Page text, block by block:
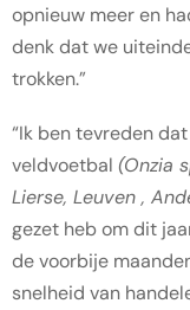
opnieuw meer en
denk dat we
trokken.”
“Ik ben tevreden
veldvoetbal (Onzia
Lierse, Leuven ,
gezet heb om dit
de voorbije
snelheid van